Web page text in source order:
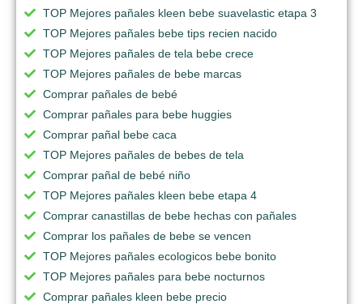
TOP Mejores pañales kleen bebe suavelastic etapa 3
TOP Mejores pañales bebe tips recien nacido
TOP Mejores pañales de tela bebe crece
TOP Mejores pañales de bebe marcas
Comprar pañales de bebé
Comprar pañales para bebe huggies
Comprar pañal bebe caca
TOP Mejores pañales de bebes de tela
Comprar pañal de bebé niño
TOP Mejores pañales kleen bebe etapa 4
Comprar canastillas de bebe hechas con pañales
Comprar los pañales de bebe se vencen
TOP Mejores pañales ecologicos bebe bonito
TOP Mejores pañales para bebe nocturnos
Comprar pañales kleen bebe precio